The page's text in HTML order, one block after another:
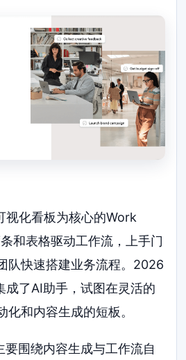
视化看板为核心的Work
和表格驱动工作流，上手门
队快速搭建业务流程。2026
了AI助手，试图在灵活的
化和内容生成的短板。
围绕内容生成与工作流自